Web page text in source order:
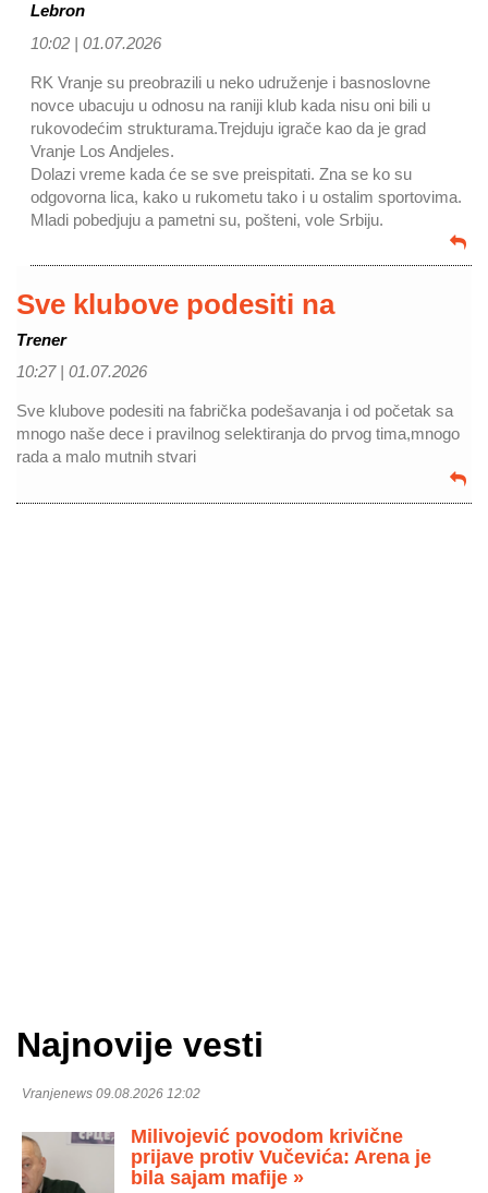
Lebron
10:02 | 01.07.2026
RK Vranje su preobrazili u neko udruženje i basnoslovne
novce ubacuju u odnosu na raniji klub kada nisu oni bili u
rukovodećim strukturama.Trejduju igrače kao da je grad
Vranje Los Andjeles.
Dolazi vreme kada će se sve preispitati. Zna se ko su
odgovorna lica, kako u rukometu tako i u ostalim sportovima.
Mladi pobedjuju a pametni su, pošteni, vole Srbiju.
Sve klubove podesiti na
Trener
10:27 | 01.07.2026
Sve klubove podesiti na fabrička podešavanja i od početak sa
mnogo naše dece i pravilnog selektiranja do prvog tima,mnogo
rada a malo mutnih stvari
Najnovije vesti
Vranjenews 09.08.2026 12:02
Milivojević povodom krivične
prijave protiv Vučevića: Arena je
bila sajam mafije »